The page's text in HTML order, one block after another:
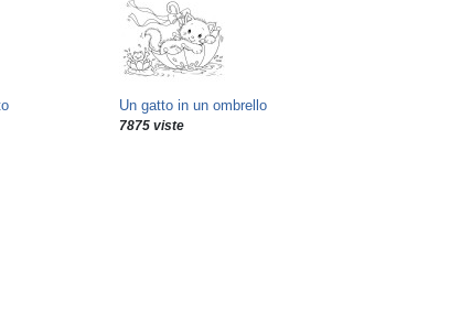
Un gatto in un ombrello
7875 viste